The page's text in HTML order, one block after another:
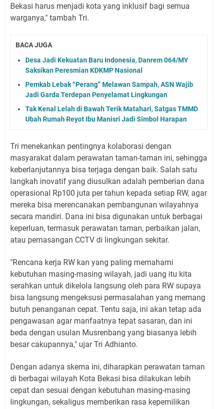
Bekasi harus menjadi kota yang inklusif bagi semua
warganya," tambah Tri.
BACA JUGA
Desa Jadi Kekuatan Baru Indonesia, Danrem 064/MY
Saksikan Peresmian KDKMP Nasional
Pemkab Lebak “Perang” Melawan Sampah, ASN Wajib
Jadi Garda Terdepan Penyelamat Lingkungan
Tak Kenal Lelah di Bawah Terik Matahari, Satgas TMMD
Ubah Rumah Reyot Ibu Manisri Jadi Simbol Harapan
Tri menekankan pentingnya kolaborasi dengan
masyarakat dalam perawatan taman-taman ini, sehingga
keberlanjutannya bisa terjaga dengan baik. Salah satu
langkah inovatif yang diusulkan adalah pemberian dana
operasional Rp100 juta per tahun kepada setiap RW, agar
mereka bisa merencanakan pembangunan wilayahnya
secara mandiri. Dana ini bisa digunakan untuk berbagai
keperluan, termasuk perawatan taman, perbaikan jalan,
atau pemasangan CCTV di lingkungan sekitar.
"Rencana kerja RW kan yang paling memahami
kebutuhan masing-masing wilayah, jadi uang itu kita
serahkan untuk dikelola langsung oleh para RW supaya
bisa langsung mengeksusi permasalahan yang memang
butuh penanganan cepat. Tentu saja, ini akan tetap ada
pengawasan agar manfaatnya tepat sasaran, dan ini
beda dengan usulan Musrenbang yang biasanya lebih
besar cakupannya," ujar Tri Adhianto.
Dengan adanya skema ini, diharapkan perawatan taman
di berbagai wilayah Kota Bekasi bisa dilakukan lebih
cepat dan sesuai dengan kebutuhan masing-masing
lingkungan, sekaligus memberikan rasa kepemilikan